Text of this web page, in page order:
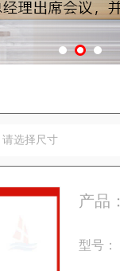
请选择尺寸
产品：
型号：